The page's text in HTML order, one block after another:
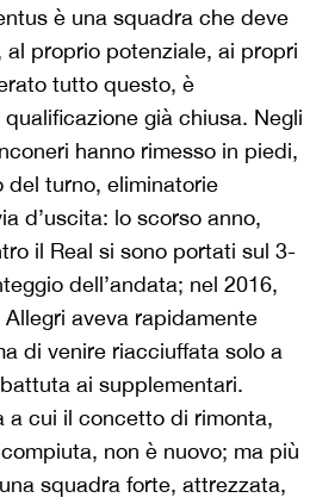
è una squadra che deve
al proprio potenziale, ai propri
tutto questo, è
già chiusa. Negli
hanno rimesso in piedi,
del turno, eliminatorie
d’uscita: lo scorso anno,
il Real si sono portati sul 3-
dell’andata; nel 2016,
aveva rapidamente
di venire riacciuffata solo a
ai supplementari.
a cui il concetto di rimonta,
non è nuovo; ma più
squadra forte, attrezzata,